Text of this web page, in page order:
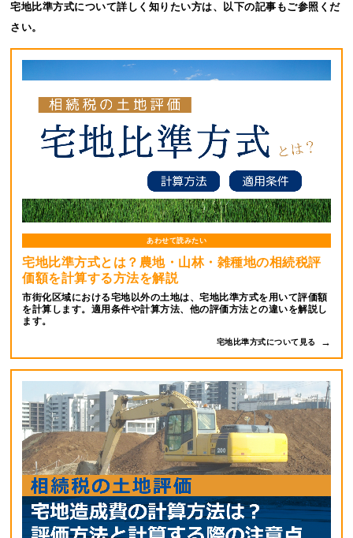
宅地比準方式について詳しく知りたい方は、以下の記事もご参照くだ
さい。
あわせて読みたい
宅地比準方式とは？農地・山林・雑種地の相続税評
価額を計算する方法を解説
市街化区域における宅地以外の土地は、宅地比準方式を用いて評価額
を計算します。適用条件や計算方法、他の評価方法との違いを解説し
ます。
宅地比準方式について見る